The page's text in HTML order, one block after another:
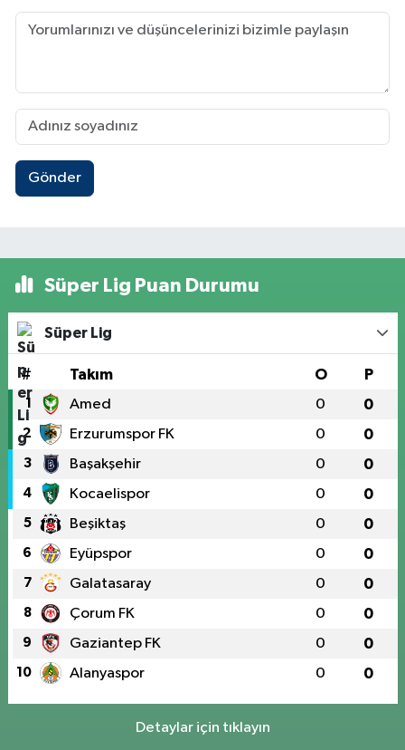
Gönder
Süper Lig Puan Durumu
Süper Lig
# Takım O P
1 Amed 0 0
2 Erzurumspor FK 0 0
3 Başakşehir 0 0
4 Kocaelispor 0 0
5 Beşiktaş 0 0
6 Eyüpspor 0 0
7 Galatasaray 0 0
8 Çorum FK 0 0
9 Gaziantep FK 0 0
10 Alanyaspor 0 0
Detaylar için tıklayın